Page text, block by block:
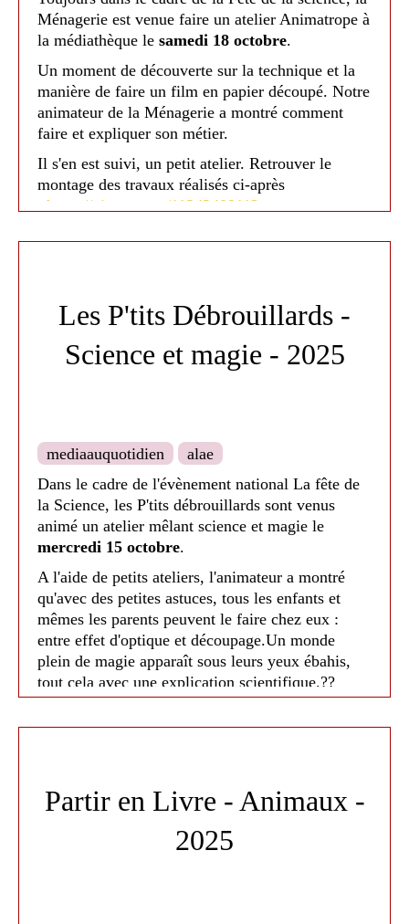
Médiathèque de Nailloux - 2025
Ménagerie est venue faire un atelier Animatrope à
la médiathèque le samedi 18 octobre.
Un moment de découverte sur la technique et la
manière de faire un film en papier découpé. Notre
animateur de la Ménagerie a montré comment
faire et expliquer son métier.
Il s'en est suivi, un petit atelier. Retrouver le
montage des travaux réalisés ci-après
https://vimeo.com/1134240911?
Offert par la Communauté de Commune Terres de
Lauragais en lien avec le Contrat Territoire
Lecture Publique.
Médiathèque de Nailloux - 2025
Les P'tits Débrouillards -
Science et magie - 2025
mediaauquotidien
alae
Dans le cadre de l'évènement national La fête de
la Science, les P'tits débrouillards sont venus
animé un atelier mêlant science et magie le
mercredi 15 octobre.
A l'aide de petits ateliers, l'animateur a montré
qu'avec des petites astuces, tous les enfants et
mêmes les parents peuvent le faire chez eux :
entre effet d'optique et découpage.Un monde
plein de magie apparaît sous leurs yeux ébahis,
tout cela avec une explication scientifique.?‍?
Lauragais en lien avec le Contrat Territoire
Partir en Livre - Animaux -
2025